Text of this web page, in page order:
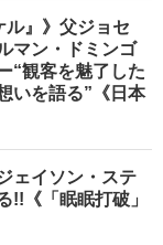
ル』》父ジョセ
マン・ドミンゴ
“観客を魅了した
いを語る”《日本
ェイソン・ステ
!!《「眠眠打破」